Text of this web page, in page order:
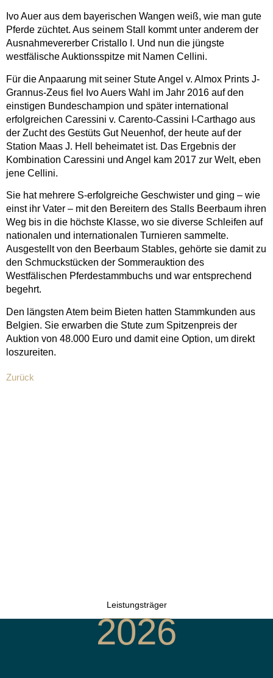
Ivo Auer aus dem bayerischen Wangen weiß, wie man gute
Pferde züchtet. Aus seinem Stall kommt unter anderem der
Ausnahmevererber Cristallo I. Und nun die jüngste
westfälische Auktionsspitze mit Namen Cellini.
Für die Anpaarung mit seiner Stute Angel v. Almox Prints J-
Grannus-Zeus fiel Ivo Auers Wahl im Jahr 2016 auf den
einstigen Bundeschampion und später international
erfolgreichen Caressini v. Carento-Cassini I-Carthago aus
der Zucht des Gestüts Gut Neuenhof, der heute auf der
Station Maas J. Hell beheimatet ist. Das Ergebnis der
Kombination Caressini und Angel kam 2017 zur Welt, eben
jene Cellini.
Sie hat mehrere S-erfolgreiche Geschwister und ging – wie
einst ihr Vater – mit den Bereitern des Stalls Beerbaum ihren
Weg bis in die höchste Klasse, wo sie diverse Schleifen auf
nationalen und internationalen Turnieren sammelte.
Ausgestellt von den Beerbaum Stables, gehörte sie damit zu
den Schmuckstücken der Sommerauktion des
Westfälischen Pferdestammbuchs und war entsprechend
begehrt.
Den längsten Atem beim Bieten hatten Stammkunden aus
Belgien. Sie erwarben die Stute zum Spitzenpreis der
Auktion von 48.000 Euro und damit eine Option, um direkt
loszureiten.
Zurück
Leistungsträger
2026